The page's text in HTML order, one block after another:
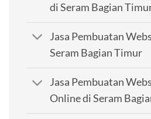
di Seram Bagian
Jasa Pembuatan
Seram Bagian Timur
Jasa Pembuatan
Online di Seram